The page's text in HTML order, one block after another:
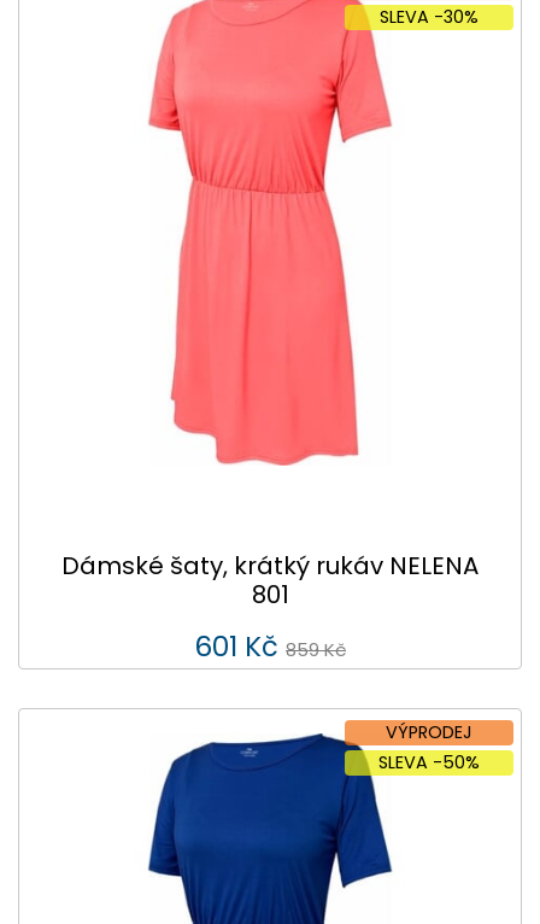
SLEVA -30%
Dámské šaty, krátký rukáv NELENA
801
601 Kč 859 Kč
VÝPRODEJ
SLEVA -50%